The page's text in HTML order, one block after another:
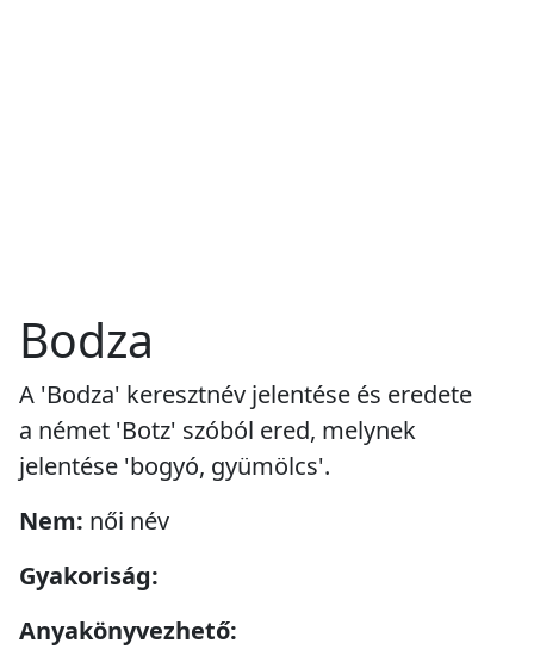
Bodza
A 'Bodza' keresztnév jelentése és eredete
a német 'Botz' szóból ered, melynek
jelentése 'bogyó, gyümölcs'.
Nem: női név
Gyakoriság:
Anyakönyvezhető: